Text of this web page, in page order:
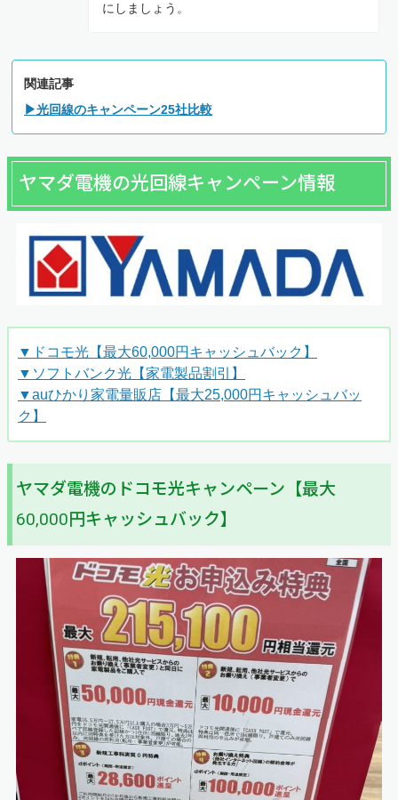
にしましょう。
関連記事
▶光回線のキャンペーン25社比較
ヤマダ電機の光回線キャンペーン情報
▼ドコモ光【最大60,000円キャッシュバック】
▼ソフトバンク光【家電製品割引】
▼auひかり家電量販店【最大25,000円キャッシュバッ
ク】
ヤマダ電機のドコモ光キャンペーン【最大
60,000円キャッシュバック】